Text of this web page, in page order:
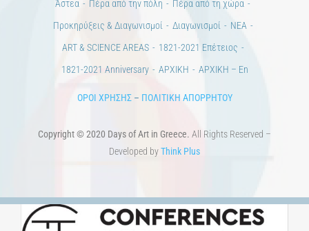
100 χρόνια από τη Μικρασιατική Καταστροφή. Επετειακές
Εκδηλώσεις.
Άστεα
Πέρα από την πόλη
Πέρα από τη χώρα
Προκηρύξεις & Διαγωνισμοί
Διαγωνισμοί
ΝΕΑ
ART & SCIENCE AREAS
1821-2021 Επέτειος
ΟΡΟΙ ΧΡΗΣΗΣ ΠΟΛΙΤΙΚΗ ΑΠΟΡΡΗΤΟΥ
Developed byThink Plus